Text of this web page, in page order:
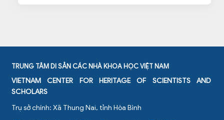
TRUNG TÂM DI SẢN CÁC NHÀ KHOA HỌC VIỆT NAM
VIETNAM CENTER FOR HERITAGE OF SCIENTISTS AND
SCHOLARS
Trụ sở chính: Xã Thung Nai, tỉnh Hòa Bình